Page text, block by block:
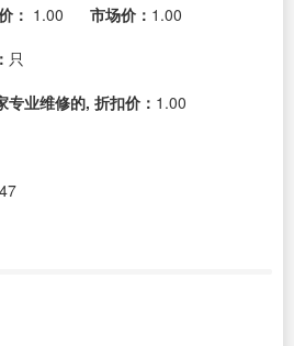
： 1.00 市场价： 1.00
只
专业维修的, 折扣价： 1.00